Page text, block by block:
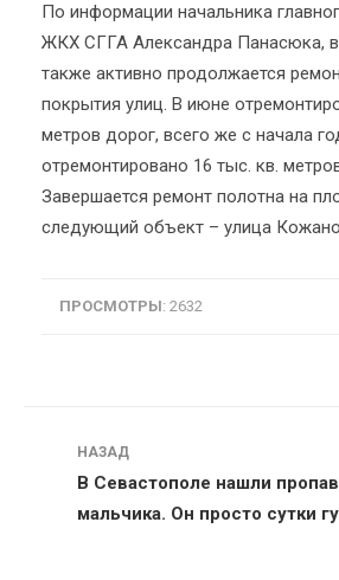
По информации начальника
ЖКХ СГГА Александра Панасюка, в
также активно продолжается
покрытия улиц. В июне
метров дорог, всего же с начала
отремонтировано 16 тыс. кв.
Завершается ремонт полотна на
следующий объект – улица
ПРОСМОТРЫ: 2632
Навигация
НАЗАД
В Севастополе нашли
мальчика. Он просто сутки